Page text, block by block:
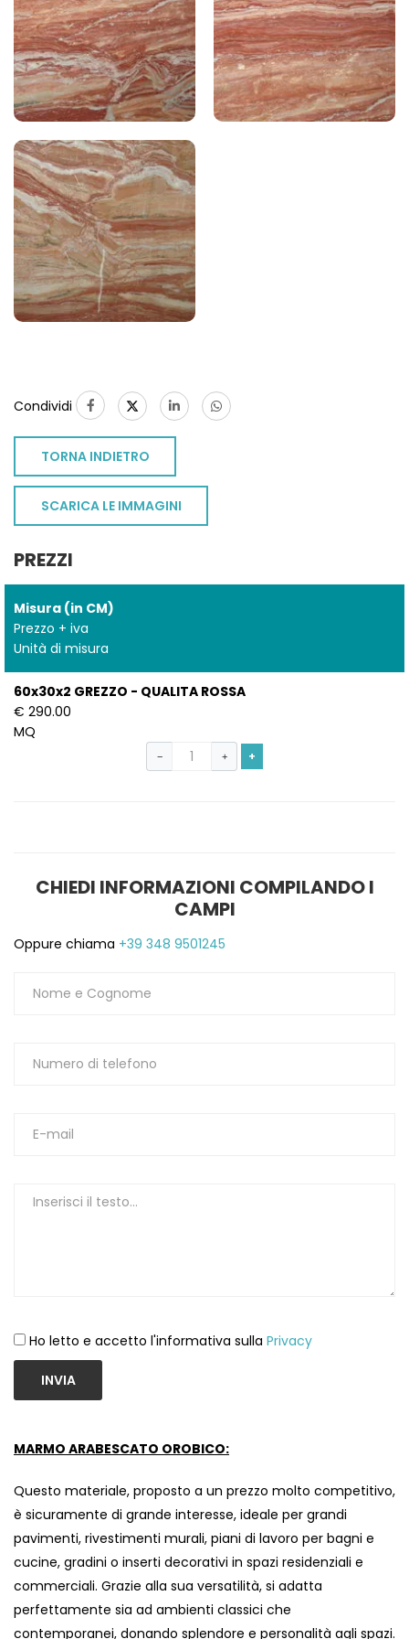
Condividi
TORNA INDIETRO
SCARICA LE IMMAGINI
PREZZI
Misura (in CM)
Prezzo + iva
Unità di misura
60x30x2 GREZZO - QUALITA ROSSA
€ 290.00
MQ
− + +
CHIEDI INFORMAZIONI COMPILANDO I
CAMPI
Oppure chiama +39 348 9501245
Ho letto e accetto l'informativa sulla Privacy
INVIA
MARMO ARABESCATO OROBICO:
Questo materiale, proposto a un prezzo molto competitivo,
è sicuramente di grande interesse, ideale per grandi
pavimenti, rivestimenti murali, piani di lavoro per bagni e
cucine, gradini o inserti decorativi in ​​spazi residenziali e
commerciali. Grazie alla sua versatilità, si adatta
perfettamente sia ad ambienti classici che
contemporanei, donando splendore e personalità agli spazi.